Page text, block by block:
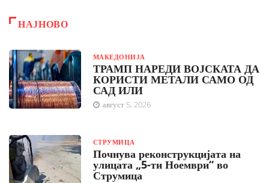
НАЈНОВО
МАКЕДОНИЈА
ТРАМП НАРЕДИ ВОЈСКАТА ДА
КОРИСТИ МЕТАЛИ САМО ОД
САД ИЛИ
август 5, 2026
СТРУМИЦА
Почнува реконструкцијата на
улицата „5-ти Ноември“ во
Струмица